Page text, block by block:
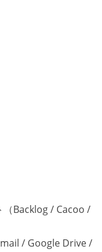
（Backlog / Cacoo /
/ Google Drive /